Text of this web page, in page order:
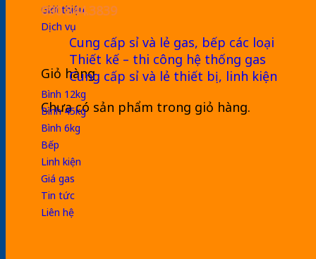
090.844.3839
Giỏ hàng
Chưa có sản phẩm trong giỏ hàng.
Giới thiệu
Dịch vụ
Cung cấp sỉ và lẻ gas, bếp các loại
Thiết kế – thi công hệ thống gas
Cung cấp sỉ và lẻ thiết bị, linh kiện
Bình 12kg
Bình 45kg
Bình 6kg
Bếp
Linh kiện
Giá gas
Tin tức
Liên hệ